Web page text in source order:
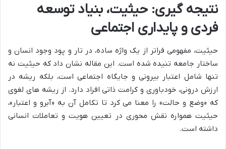
نتیجه گیری: حیثیت، بنیاد توسعه
فردی و پایداری اجتماعی
حیثیت، مفهومی فراتر از یک واژه ساده، در تار و پود وجود انسان و
ساختار جامعه تنیده شده است. این مقاله نشان داد که حیثیت نه
تنها شامل اعتبار بیرونی و جایگاه اجتماعی است، بلکه ریشه در
ارزش درونی، خودباوری و کرامت ذاتی افراد دارد. از ریشه های لغوی
که «وضع و حالت» را معنا می کرد تا تکامل آن به «آبرو و اعتبار»،
حیثیت همواره نقش محوری در تعیین هویت و تعاملات انسانی
داشته است.